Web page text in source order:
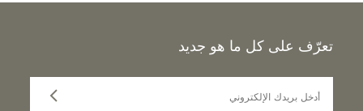
تعرّف على كل ما هو جديد